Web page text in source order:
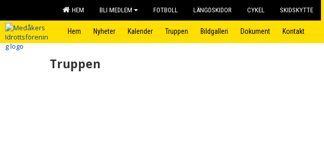
HEM BLI MEDLEM FOTBOLL LÄNGDSKIDOR CYKEL SKIDSKYTTE
Hem Nyheter Kalender Truppen Bildgalleri Dokument Kontakt
Truppen